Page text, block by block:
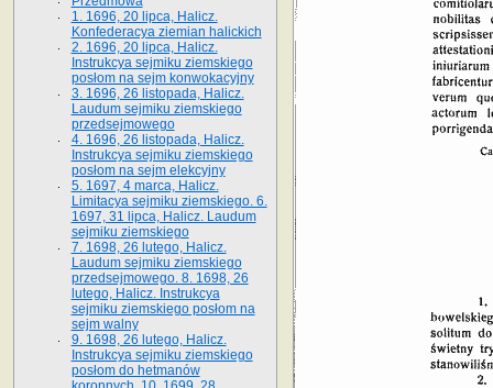
1. 1696, 20 lipca, Halicz.
Konfederacya ziemian halickich
2. 1696, 20 lipca, Halicz.
Instrukcya sejmiku ziemskiego
posłom na sejm konwokacyjny
3. 1696, 26 listopada, Halicz.
Laudum sejmiku ziemskiego
przedsejmowego
4. 1696, 26 listopada, Halicz.
Instrukcya sejmiku ziemskiego
posłom na sejm elekcyjny
5. 1697, 4 marca, Halicz.
Limitacya sejmiku ziemskiego. 6.
1697, 31 lipca, Halicz. Laudum
sejmiku ziemskiego
7. 1698, 26 lutego, Halicz.
Laudum sejmiku ziemskiego
przedsejmowego. 8. 1698, 26
lutego, Halicz. Instrukcya
sejmiku ziemskiego posłom na
sejm walny
9. 1698, 26 lutego, Halicz.
Instrukcya sejmiku ziemskiego
posłom do hetmanów